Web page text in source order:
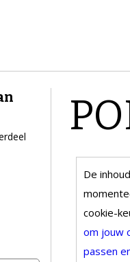
De
cookie-
om jouw
passen